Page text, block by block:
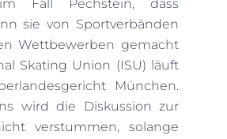
Fall Pechstein, dass
sie von Sportverbänden
Wettbewerben gemacht
Skating Union (ISU) läuft
München.
wird die Diskussion zur
verstummen, solange